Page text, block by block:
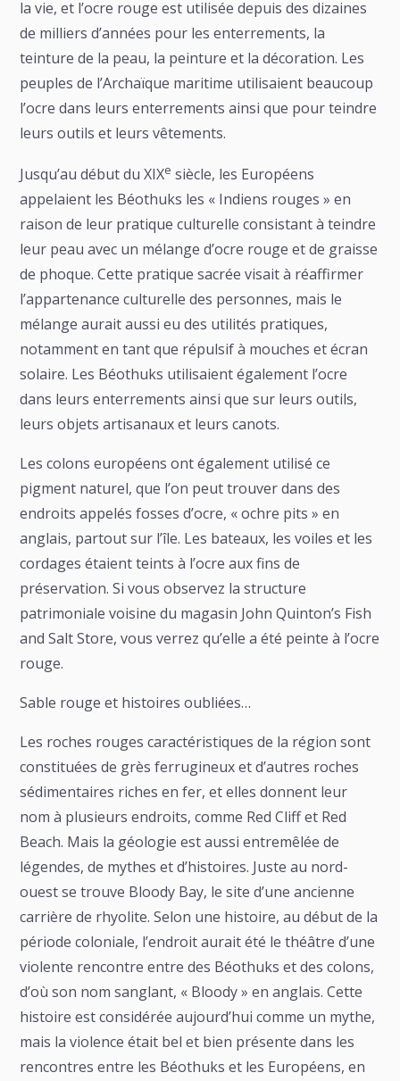
la vie, et l’ocre rouge est utilisée depuis des dizaines
de milliers d’années pour les enterrements, la
teinture de la peau, la peinture et la décoration. Les
peuples de l’Archaïque maritime utilisaient beaucoup
l’ocre dans leurs enterrements ainsi que pour teindre
leurs outils et leurs vêtements.
Jusqu’au début du XIXe siècle, les Européens
appelaient les Béothuks les « Indiens rouges » en
raison de leur pratique culturelle consistant à teindre
leur peau avec un mélange d’ocre rouge et de graisse
de phoque. Cette pratique sacrée visait à réaffirmer
l’appartenance culturelle des personnes, mais le
mélange aurait aussi eu des utilités pratiques,
notamment en tant que répulsif à mouches et écran
solaire. Les Béothuks utilisaient également l’ocre
dans leurs enterrements ainsi que sur leurs outils,
leurs objets artisanaux et leurs canots.
Les colons européens ont également utilisé ce
pigment naturel, que l’on peut trouver dans des
endroits appelés fosses d’ocre, « ochre pits » en
anglais, partout sur l’île. Les bateaux, les voiles et les
cordages étaient teints à l’ocre aux fins de
préservation. Si vous observez la structure
patrimoniale voisine du magasin John Quinton’s Fish
and Salt Store, vous verrez qu’elle a été peinte à l’ocre
rouge.
Sable rouge et histoires oubliées…
Les roches rouges caractéristiques de la région sont
constituées de grès ferrugineux et d’autres roches
sédimentaires riches en fer, et elles donnent leur
nom à plusieurs endroits, comme Red Cliff et Red
Beach. Mais la géologie est aussi entremêlée de
légendes, de mythes et d’histoires. Juste au nord-
ouest se trouve Bloody Bay, le site d’une ancienne
carrière de rhyolite. Selon une histoire, au début de la
période coloniale, l’endroit aurait été le théâtre d’une
violente rencontre entre des Béothuks et des colons,
d’où son nom sanglant, « Bloody » en anglais. Cette
histoire est considérée aujourd’hui comme un mythe,
mais la violence était bel et bien présente dans les
rencontres entre les Béothuks et les Européens, en